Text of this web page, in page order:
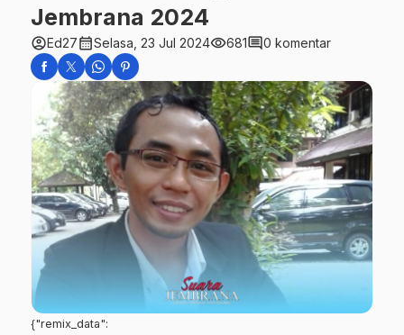
Jembrana 2024
account_circleEd27calendar_monthSelasa, 23 Jul 2024visibility681comment0 komentar
{"remix_data":